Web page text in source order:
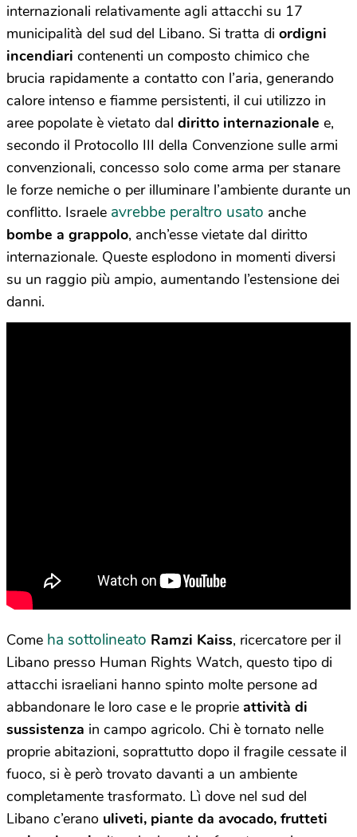
internazionali relativamente agli attacchi su 17
municipalità del sud del Libano. Si tratta di ordigni
incendiari contenenti un composto chimico che
brucia rapidamente a contatto con l’aria, generando
calore intenso e fiamme persistenti, il cui utilizzo in
aree popolate è vietato dal diritto internazionale e,
secondo il Protocollo III della Convenzione sulle armi
convenzionali, concesso solo come arma per stanare
le forze nemiche o per illuminare l’ambiente durante un
conflitto. Israele avrebbe peraltro usato anche
bombe a grappolo, anch’esse vietate dal diritto
internazionale. Queste esplodono in momenti diversi
su un raggio più ampio, aumentando l’estensione dei
danni.
Come ha sottolineato Ramzi Kaiss, ricercatore per il
Libano presso Human Rights Watch, questo tipo di
attacchi israeliani hanno spinto molte persone ad
abbandonare le loro case e le proprie attività di
sussistenza in campo agricolo. Chi è tornato nelle
proprie abitazioni, soprattutto dopo il fragile cessate il
fuoco, si è però trovato davanti a un ambiente
completamente trasformato. Lì dove nel sud del
Libano c’erano uliveti, piante da avocado, frutteti